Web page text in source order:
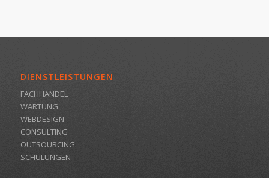
DIENSTLEISTUNGEN
FACHHANDEL
WARTUNG
WEBDESIGN
CONSULTING
OUTSOURCING
SCHULUNGEN